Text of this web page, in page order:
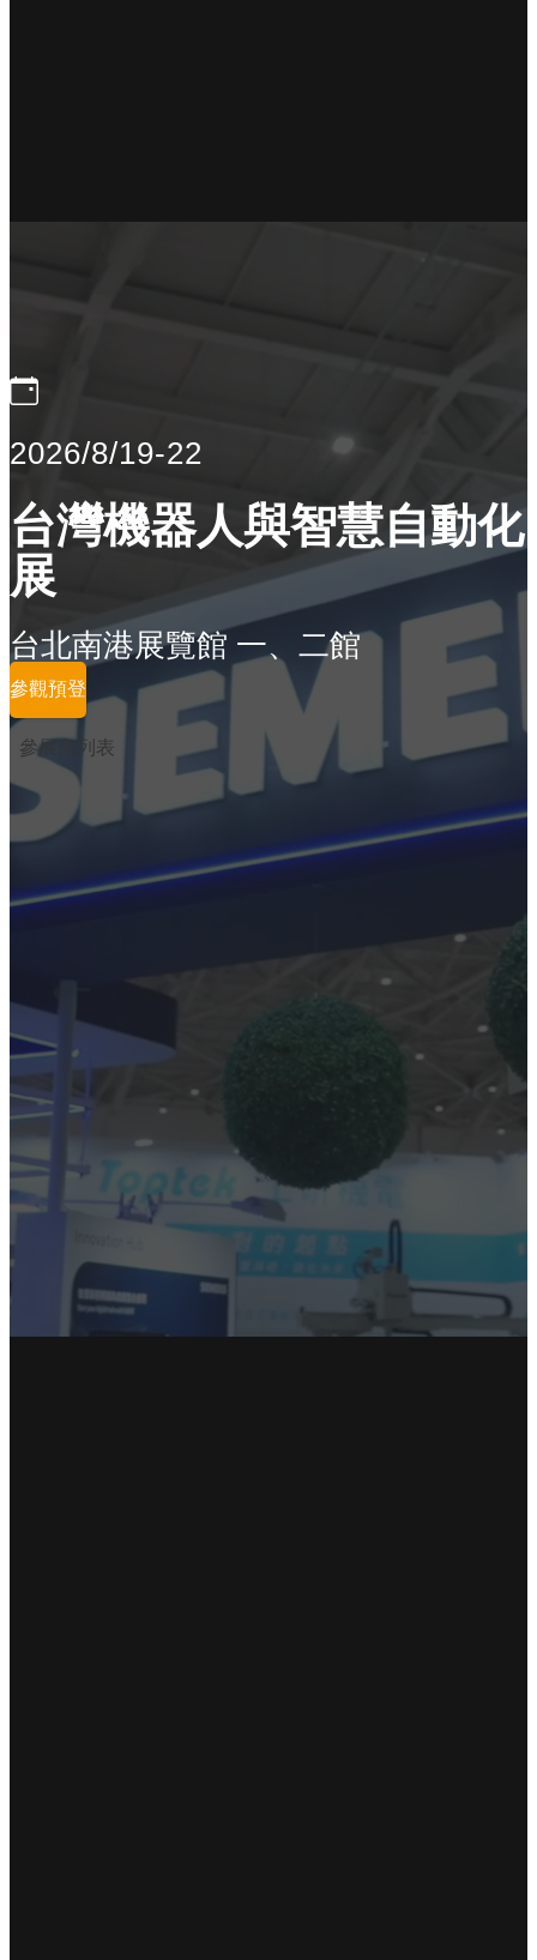
2026/8/19-22
台灣機器人與智慧自動化
展
台北南港展覽館 一、二館
參觀預登
參展商列表